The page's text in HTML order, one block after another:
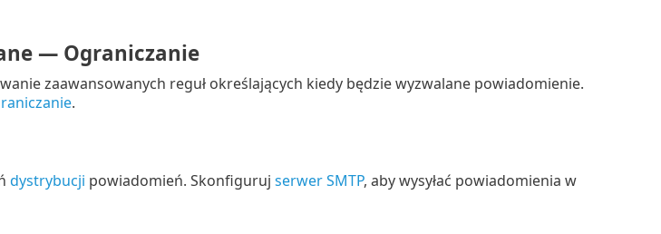
— Ograniczanie
zaawansowanych reguł określających kiedy będzie wyzwalane powiadomienie.
.
dystrybucji powiadomień. Skonfiguruj serwer SMTP, aby wysyłać powiadomienia w